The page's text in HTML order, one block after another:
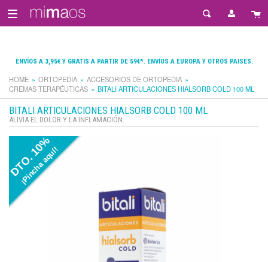
ENVÍOS A 3,95€ Y GRATIS A PARTIR DE 59€*. ENVÍOS A EUROPA Y OTROS PAISES.
HOME ORTOPEDIA
ACCESORIOS DE ORTOPEDIA
CREMAS TERAPÉUTICAS
BITALI ARTICULACIONES HIALSORB COLD 100 ML
BITALI ARTICULACIONES HIALSORB COLD 100 ML
ALIVIA EL DOLOR Y LA INFLAMACIÓN.
DTO. 10%
¡Pincha aquí!